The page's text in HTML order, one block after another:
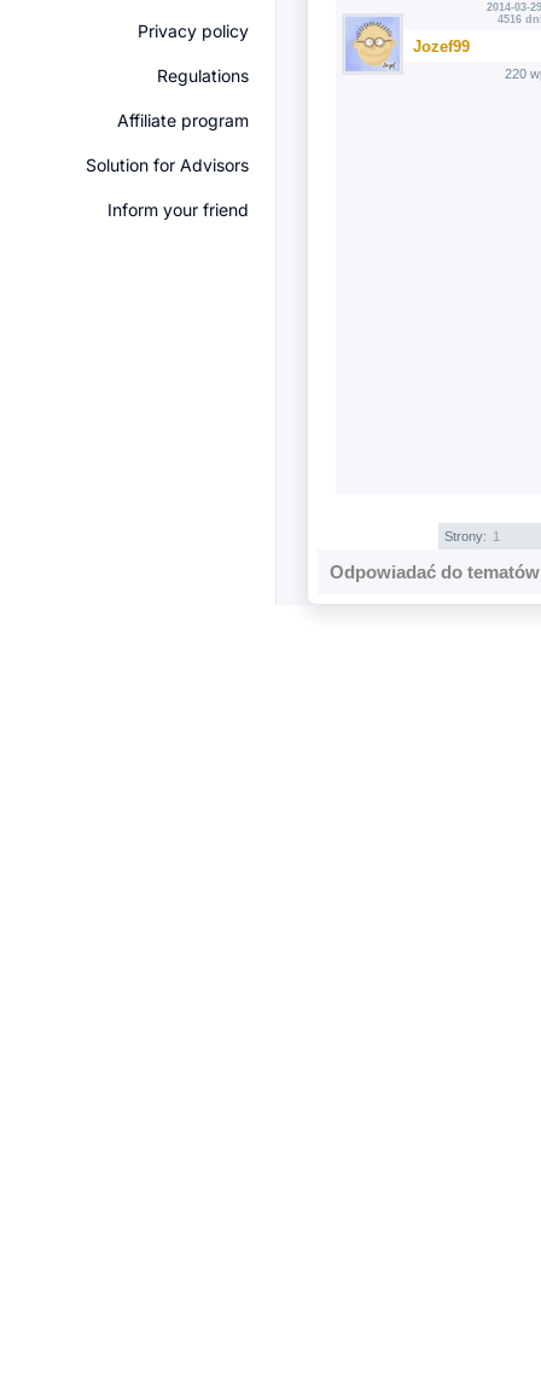
Privacy policy
Regulations
Affiliate program
Solution for Advisors
Inform your friend
2014-03-
4516
Jozef99
220
Strony: 1
Odpowiadać do